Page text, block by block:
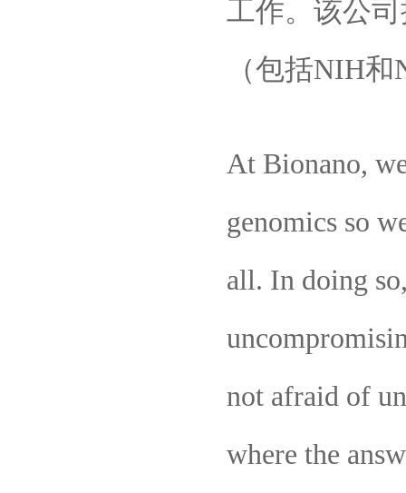
工作。该公
（包括NIH
At Bionano,
genomics so
all. In doing
not afraid of
where the